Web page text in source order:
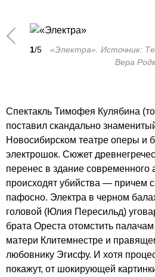
1/5
«Электра». Источник:
Вера
Спектакль Тимофея Кулябина
поставил скандально
Новосибирском театре оперы и
электрошок. Сюжет
перенес в здание современного
происходят убийства — причем
пафосно. Электра в черном
головой (Юлия Пересильд)
брата Ореста отомстить
матери Клитемнестре и
любовнику Эгисфу. И хотя
покажут, от шокирующей